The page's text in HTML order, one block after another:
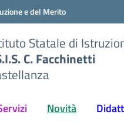
e del Merito
Statale di
C. Facchinetti
Novità